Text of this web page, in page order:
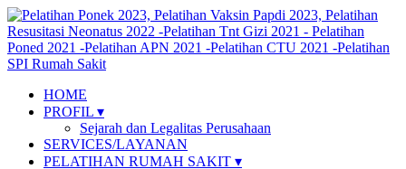
HOME
PROFIL ▾
Sejarah dan Legalitas Perusahaan
SERVICES/LAYANAN
PELATIHAN RUMAH SAKIT ▾